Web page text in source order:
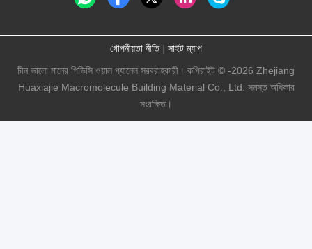
গোপনীয়তা নীতি| সাইট ম্যাপ
চীন ভালো মানের পিভিসি ওয়াল প্যানেল সরবরাহকারী। কপিরাইট © -2026 Zhejiang
Huaxiajie Macromolecule Building Material Co., Ltd. সমস্ত অধিকার
সংরক্ষিত।